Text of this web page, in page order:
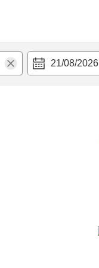
21/08/2026
nghi